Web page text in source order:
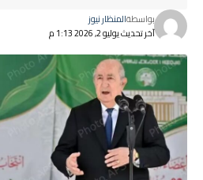
آخر تحديث يوليو 2, 2026 1:13 م
بواسطةالمنظار نيوز